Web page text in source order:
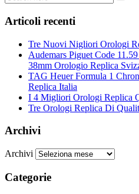
Articoli recenti
Tre Nuovi Nigliori Orologi
Audemars Piguet Code
38mm Orologio Replica
TAG Heuer Formula 1
Replica Italia
I 4 Migliori Orologi Replica
Tre Orologi Replica Di
Archivi
Archivi
Categorie